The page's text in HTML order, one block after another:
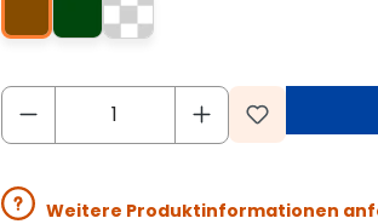
Weitere Produktinformationen